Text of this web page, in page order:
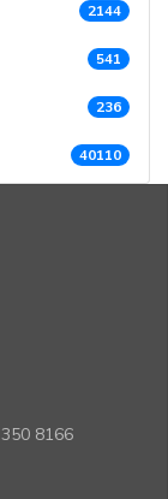
2144
541
236
40110
8166